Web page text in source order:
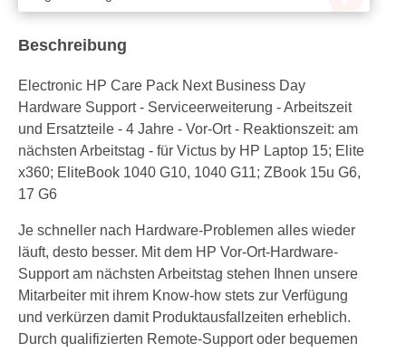
Beschreibung
Electronic HP Care Pack Next Business Day
Hardware Support - Serviceerweiterung - Arbeitszeit
und Ersatzteile - 4 Jahre - Vor-Ort - Reaktionszeit: am
nächsten Arbeitstag - für Victus by HP Laptop 15; Elite
x360; EliteBook 1040 G10, 1040 G11; ZBook 15u G6,
17 G6
Je schneller nach Hardware-Problemen alles wieder
läuft, desto besser. Mit dem HP Vor-Ort-Hardware-
Support am nächsten Arbeitstag stehen Ihnen unsere
Mitarbeiter mit ihrem Know-how stets zur Verfügung
und verkürzen damit Produktausfallzeiten erheblich.
Durch qualifizierten Remote-Support oder bequemen